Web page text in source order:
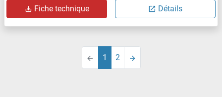
Fiche technique Détails
1 2